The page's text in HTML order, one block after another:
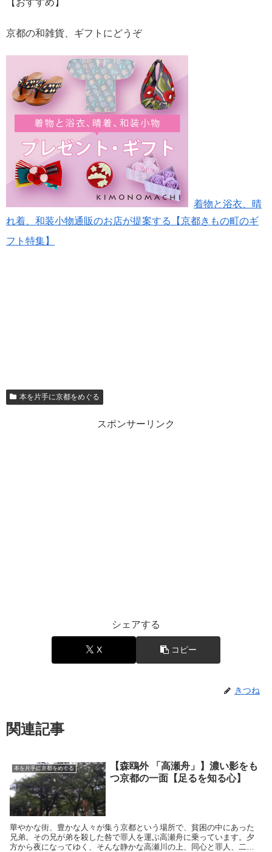
【おすすめ】
京都の和雑貨、ギフトにどうぞ
着物と浴衣、晴
れ着、和装小物通販のお店が提案する【京都きもの町のギ
フト特集】
本を片手に京都をめぐる
スポンサーリンク
シェアする
X コピー
きつね
関連記事
本を片手に京都をめぐる
【森鴎外 「高瀬舟」】濃い影をも
つ京都の一面【足るを知る心】
華やかな街、豊かな人々が集う京都という場所で、貧困の中にあった
兄弟。その兄が弟を殺した咎で罪人を運ぶ高瀬舟に乗っています。夕
方から夜になってゆく、そんな静かな高瀬川の上、同心と罪人、二人